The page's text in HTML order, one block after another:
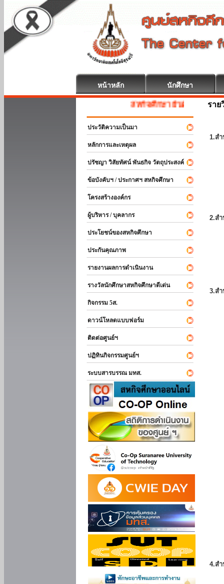
หน้าหลัก นักศึกษา
สหกิจศึกษา ยินดีต้อนรับ
ประวัติความเป็นมา
หลักการและเหตุผล
ปรัชญา วิสัยทัศน์ พันธกิจ วัตถุประสงค์
ข้อบังคับฯ / ประกาศฯ สหกิจศึกษา
โครงสร้างองค์กร
ผู้บริหาร / บุคลากร
ประโยชน์ของสหกิจศึกษา
ประกันคุณภาพ
รายงานผลการดำเนินงาน
รางวัลนักศึกษาสหกิจศึกษาดีเด่น
กิจกรรม 5ส.
ดาวน์โหลดแบบฟอร์ม
ติดต่อศูนย์ฯ
ปฏิทินกิจกรรมศูนย์ฯ
ระบบสารบรรณ มทส.
ราย
1.ส
2.ส
3.ส
4.ส